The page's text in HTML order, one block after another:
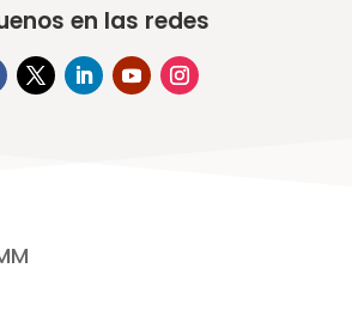
en las redes